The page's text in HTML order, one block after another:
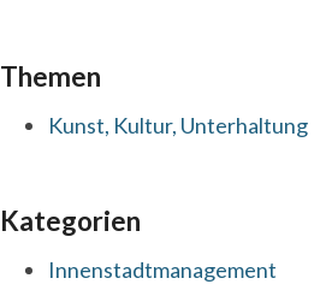
Themen
Kunst, Kultur, Unterhaltung
Kategorien
Innenstadtmanagement